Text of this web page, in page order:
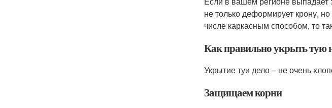
не только деформирует крону,
числе каркасным способом, то
Как правильно укрыть тую
Укрытие туи дело – не очень
Защищаем корни